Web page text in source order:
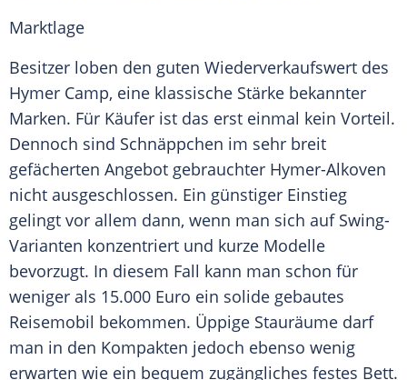
Marktlage
Besitzer loben den guten Wiederverkaufswert des
Hymer Camp, eine klassische Stärke bekannter
Marken. Für Käufer ist das erst einmal kein Vorteil.
Dennoch sind Schnäppchen im sehr breit
gefächerten Angebot gebrauchter Hymer-Alkoven
nicht ausgeschlossen. Ein günstiger Einstieg
gelingt vor allem dann, wenn man sich auf Swing-
Varianten konzentriert und kurze Modelle
bevorzugt. In diesem Fall kann man schon für
weniger als 15.000 Euro ein solide gebautes
Reisemobil bekommen. Üppige Stauräume darf
man in den Kompakten jedoch ebenso wenig
erwarten wie ein bequem zugängliches festes Bett.